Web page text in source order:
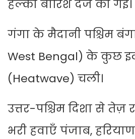
हल्की बारिश दर्ज की गई।
गंगा के मैदानी पश्चिम
West Bengal) के कुछ
(Heatwave) चली।
उत्तर-पश्चिम दिशा से तेज़
भरी हवाएँ पंजाब,